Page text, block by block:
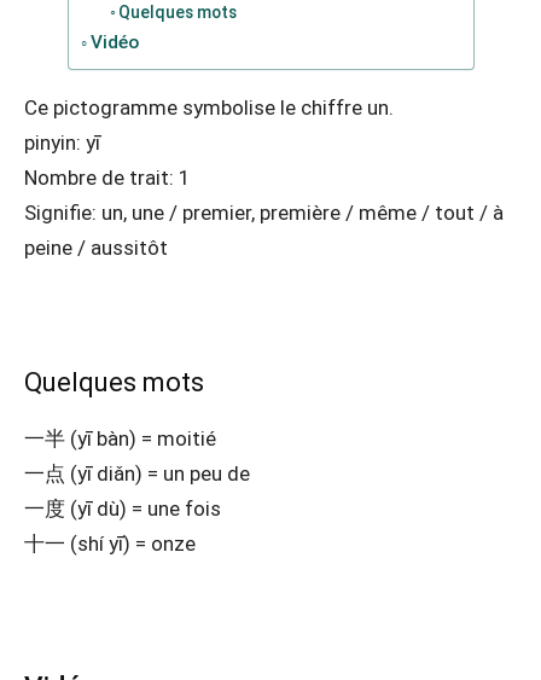
Quelques mots
Vidéo
Ce pictogramme symbolise le chiffre un.
pinyin: yī
Nombre de trait: 1
Signifie: un, une / premier, première / même / tout / à
peine / aussitôt
Quelques mots
一半 (yī bàn) = moitié
一点 (yī diǎn) = un peu de
一度 (yī dù) = une fois
十一 (shí yī) = onze